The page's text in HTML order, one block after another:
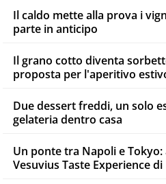
Il caldo mette alla prova i
parte in anticipo
Il grano cotto diventa
proposta per l'aperitivo
Due dessert freddi, un solo
gelateria dentro casa
Un ponte tra Napoli e
Vesuvius Taste Experience